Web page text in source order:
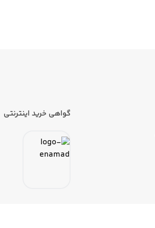
گواهی خرید اینترنتی